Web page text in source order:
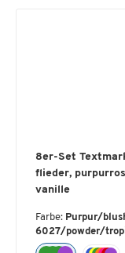
8er-Set
flieder,
vanille
Farbe: Purpur/
6027/powder/